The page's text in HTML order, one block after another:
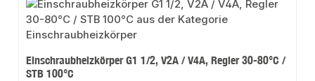
Einschraubheizkörper G1 1/2, V2A / V4A, Regler 30-80°C /
STB 100°C